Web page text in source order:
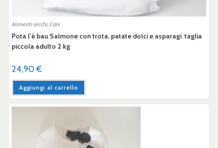
Alimenti secchi, Cani
Pota l'è bau Salmone con trota, patate dolci e asparagi. taglia
piccola adulto 2 kg
24,90€
Aggiungi al carrello